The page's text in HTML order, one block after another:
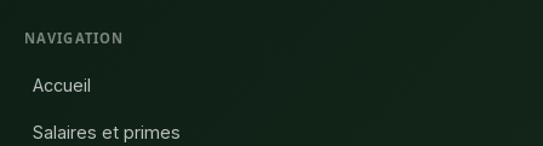
NAVIGATION
Accueil
Salaires et primes